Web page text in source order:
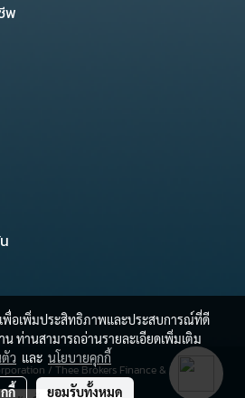
พ
/ Thee Brokers Finance & Business
เพื่อเพิ่มประสิทธิภาพและประสบการณ์ที่ดี
น ท่านสามารถอ่านรายละเอียดเพิ่มเติม
ว และ นโยบายคุกกี้
กี้ ยอมรับทั้งหมด